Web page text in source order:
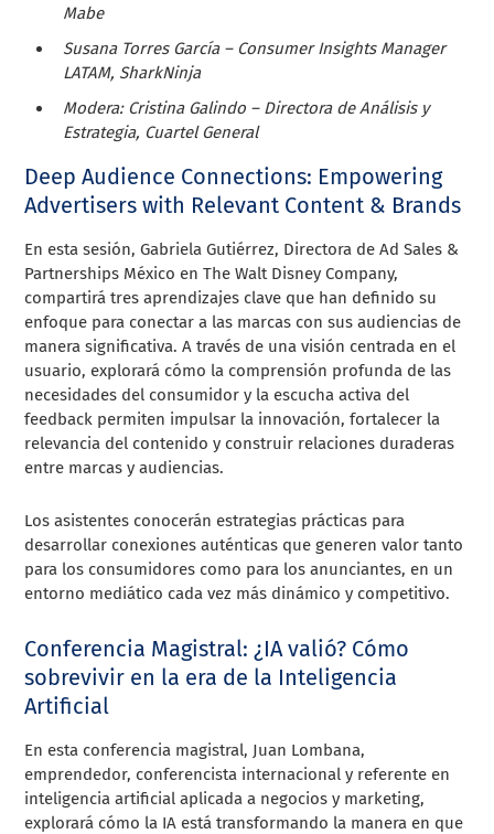
Mabe
Susana Torres García – Consumer Insights Manager
LATAM, SharkNinja
Modera: Cristina Galindo – Directora de Análisis y
Estrategia, Cuartel General
Deep Audience Connections: Empowering
Advertisers with Relevant Content & Brands
En esta sesión, Gabriela Gutiérrez, Directora de Ad Sales &
Partnerships México en The Walt Disney Company,
compartirá tres aprendizajes clave que han definido su
enfoque para conectar a las marcas con sus audiencias de
manera significativa. A través de una visión centrada en el
usuario, explorará cómo la comprensión profunda de las
necesidades del consumidor y la escucha activa del
feedback permiten impulsar la innovación, fortalecer la
relevancia del contenido y construir relaciones duraderas
entre marcas y audiencias.
Los asistentes conocerán estrategias prácticas para
desarrollar conexiones auténticas que generen valor tanto
para los consumidores como para los anunciantes, en un
entorno mediático cada vez más dinámico y competitivo.
Conferencia Magistral: ¿IA valió? Cómo
sobrevivir en la era de la Inteligencia
Artificial
En esta conferencia magistral, Juan Lombana,
emprendedor, conferencista internacional y referente en
inteligencia artificial aplicada a negocios y marketing,
explorará cómo la IA está transformando la manera en que